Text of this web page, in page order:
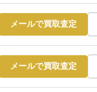
メールで買取査定
メールで買取査定